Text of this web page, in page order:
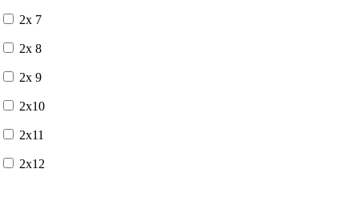
2x 7
2x 8
2x 9
2x10
2x11
2x12